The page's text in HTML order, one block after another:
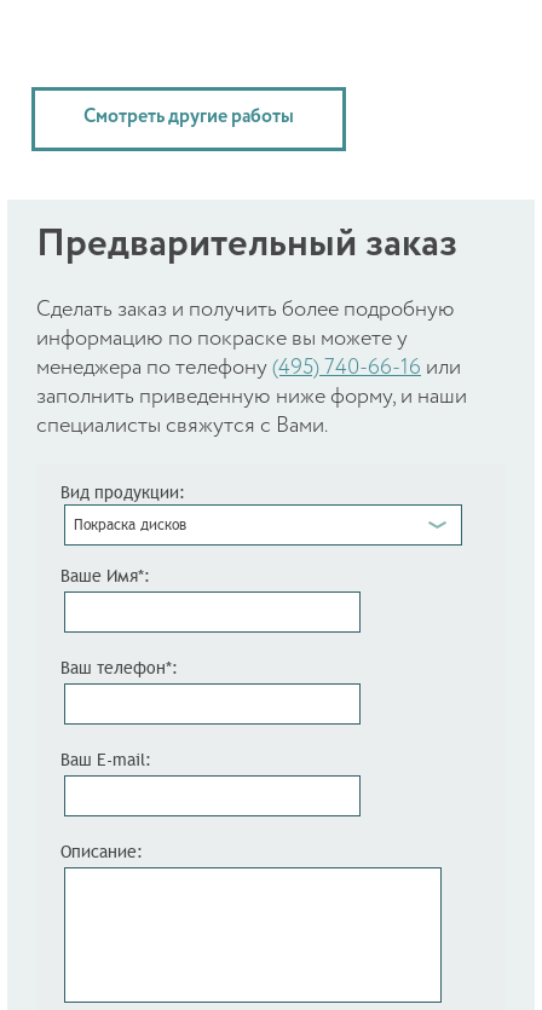
Смотреть другие работы
Предварительный заказ
Cделать заказ и получить более подробную
информацию по покраске вы можете у
менеджера по телефону (495) 740-66-16 или
заполнить приведенную ниже форму, и наши
специалисты свяжутся с Вами.
Вид продукции:
Покраска дисков
Ваше Имя*:
Ваш телефон*:
Ваш E-mail:
Описание: